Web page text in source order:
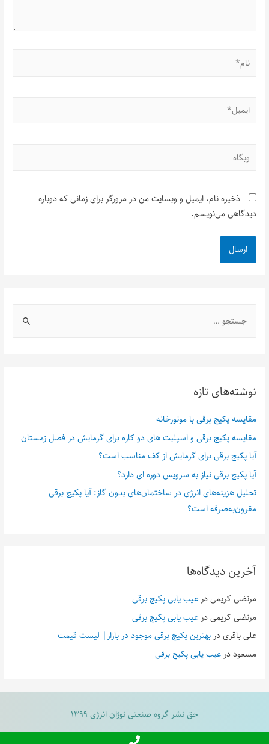
ذخیره نام، ایمیل و وبسایت من در مرورگر برای زمانی که دوباره
دیدگاهی می‌نویسم.
نوشته‌های تازه
مقایسه پکیج برقی با موتورخانه
مقایسه پکیج برقی و اسپلیت های دو کاره برای گرمایش در فصل زمستان
آیا پکیج برقی برای گرمایش از کف مناسب است؟
آیا پکیج برقی نیاز به سرویس دوره ای دارد؟
تحلیل هزینه‌های انرژی در ساختمان‌های بدون گاز: آیا پکیج برقی
مقرون‌به‌صرفه است؟
آخرین دیدگاه‌ها
مرتضی کریمیدرعیب یابی پکیج برقی
مرتضی کریمیدرعیب یابی پکیج برقی
علی باقریدربهترین پکیج برقی موجود در بازار| لیست قیمت
مسعوددرعیب یابی پکیج برقی
حق نشر گروه صنعتی نوژان انرژی ۱۳۹۹
طراحی و پشتیبانیریون اکتیویتی| Powered by
RavenActivity